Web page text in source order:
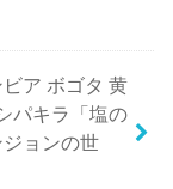
ビア ボゴタ 黄
パキラ「塩の
ョンの世